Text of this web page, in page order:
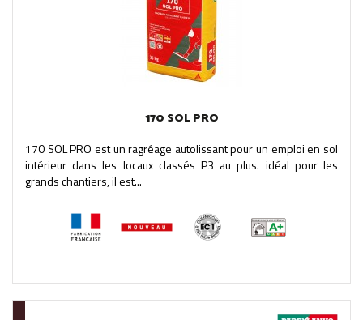
170 SOL PRO
170 SOL PRO est un ragréage autolissant pour un emploi en sol
intérieur dans les locaux classés P3 au plus. idéal pour les
grands chantiers, il est...